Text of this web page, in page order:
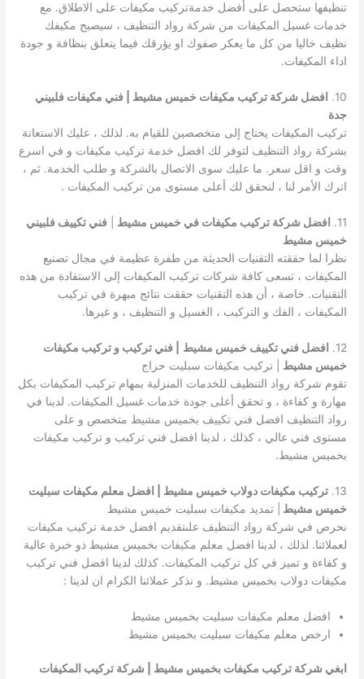
تنظيفها ستحصل على أفضل خدمةتركيب مكيفات على الاطلاق. مع
خدمات غسيل المكيفات من شركة رواد التنظيف ، سيصبح مكيفك
نظيف خاليا من كل ما يعكر صفوك او يؤرقك فيما يتعلق بنظافة و جودة
اداء المكيفات.
10.
افضل شركة تركيب مكيفات خميس مشيط | فني مكيفات فلبيني
جدة
تركيب المكيفات يحتاج إلى متخصصين للقيام به. لذلك ، عليك الاستعانة
بشركة رواد التنظيف لتوفر لك افضل خدمة تركيب مكيفات و في اسرع
وقت و اقل سعر. ما عليك سوى الاتصال بالشركة و طلب الخدمة. ثم ،
اترك الأمر لنا ، لنحقق لك أعلى مستوى من تركيب المكيفات .
11. افضل شركة تركيب مكيفات في خميس مشيط |فني تكييف فلبيني
خميس مشيط
نظرا لما حققته التقنيات الحديثة من طفرة عظيمة في مجال تصنيع
المكيفات ، تسعى كافة شركات تركيب المكيفات إلى الاستفادة من هذه
التقنيات. خاصة ، أن هذه التقنيات حققت نتائج مبهرة في تركيب
المكيفات ، الفك و التركيب ، الغسيل و التنظيف ، و غيرها.
12. افضل فني تكييف خميس مشيط
| فني تركيب و تركيب مكيفات
خميس مشيط | تركيب مكيفات سبليت حراج
تقوم شركة رواد التنظيف للخدمات المنزلية بمهام تركيب المكيفات بكل
مهارة و كفاءة ، و تحقق أعلى جودة خدمات غسيل المكيفات. لدينا في
رواد التنظيف افضل فني تكييف بخميس مشيط متخصص و على
مستوى فني عالي ، كذلك ، لدينا افضل فني تركيب و تركيب مكيفات
بخميس مشيط.
13. تركيب مكيفات دولاب خميس مشيط | افضل معلم مكيفات سبليت
خميس مشيط
| تمديد مكيفات سبليت خميس مشيط
نحرص في شركة رواد التنظيف علىتقديم افضل خدمة تركيب مكيفات
لعملائنا. لذلك ، لدينا افضل معلم مكيفات بخميس مشيط ذو خبرة عالية
و كفاءة و تميز في كل تركيب المكيفات. كذلك لدينا افضل فني تركيب
مكيفات دولاب بخميس مشيط. و نذكر عملائنا الكرام ان لدينا :
افضل معلم مكيفات سبليت بخميس مشيط
ارخص معلم مكيفات سبليت بخميس مشيط
ابغي شركة تركيب مكيفات بخميس مشيط | شركة تركيب المكيفات